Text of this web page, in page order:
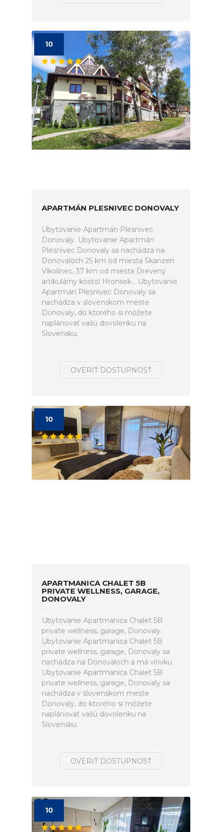
10
APARTMÁN PLESNIVEC DONOVALY
Ubytovanie Apartmán Plesnivec
Donovaly. Ubytovanie Apartmán
Plesnivec Donovaly sa nachádza na
Donovaloch 25 km od miesta Skanzen
Vlkolínec, 37 km od miesta Drevený
artikulárny kostol Hronsek... Ubytovanie
Apartmán Plesnivec Donovaly sa
nachádza v slovenskom meste
Donovaly, do ktorého si môžete
naplánovať vašú dovolenku na
Slovensku.
OVERIŤ DOSTUPNOSŤ
10
APARTMANICA CHALET 5B
PRIVATE WELLNESS, GARAGE,
DONOVALY
Ubytovanie Apartmanica Chalet 5B
private wellness, garage, Donovaly.
Ubytovanie Apartmanica Chalet 5B
private wellness, garage, Donovaly sa
nachádza na Donovaloch a má vírivku.
Ubytovanie Apartmanica Chalet 5B
private wellness, garage, Donovaly sa
nachádza v slovenskom meste
Donovaly, do ktorého si môžete
naplánovať vašú dovolenku na
Slovensku.
OVERIŤ DOSTUPNOSŤ
10